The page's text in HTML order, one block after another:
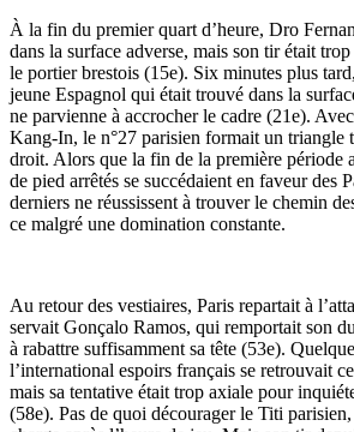
À la fin du premier quart d’heure, Dro
dans la surface adverse, mais son tir était
le portier brestois (15e). Six minutes plus
jeune Espagnol qui était trouvé dans la
ne parvienne à accrocher le cadre (21e).
Kang-In, le n°27 parisien formait un triangle
droit. Alors que la fin de la première période
de pied arrêtés se succédaient en faveur des
derniers ne réussissent à trouver le chemin
ce malgré une domination constante.
Au retour des vestiaires, Paris repartait à
servait Gonçalo Ramos, qui remportait son
à rabattre suffisamment sa tête (53e).
l’international espoirs français se retrouvait
mais sa tentative était trop axiale pour
(58e). Pas de quoi décourager le Titi